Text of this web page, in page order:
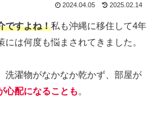
2024.04.05 2025.02.14
ですよね！私も沖縄に移住して4年
は何度も悩まされてきました。
洗濯物がなかなか乾かず、部屋が
心配になることも。